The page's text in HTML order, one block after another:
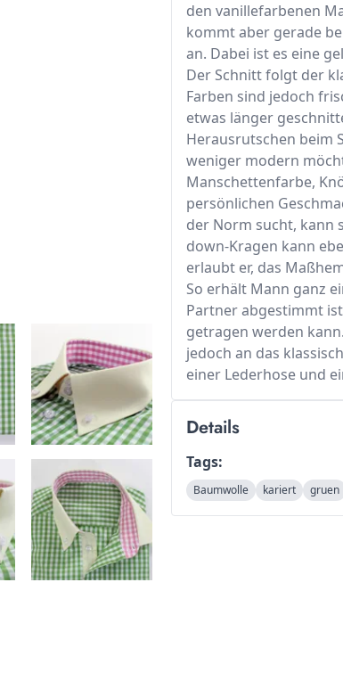
den vanillefarbenen
kommt aber gerade
an. Dabei ist es eine
Der Schnitt folgt der
Farben sind jedoch
etwas länger
Herausrutschen beim
weniger modern
Manschettenfarbe,
persönlichen
der Norm sucht, kann
down-Kragen kann
erlaubt er, das
So erhält Mann ganz
Partner abgestimmt
getragen werden
jedoch an das
einer Lederhose und
Details
Tags:
Baumwolle kariert gruen